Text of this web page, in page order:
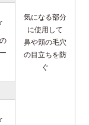
気になる部分
に使用して
鼻や頬の毛穴
の目立ちを防
ぐ